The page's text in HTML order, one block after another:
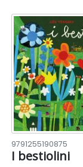
9791255190875
I bestiolini